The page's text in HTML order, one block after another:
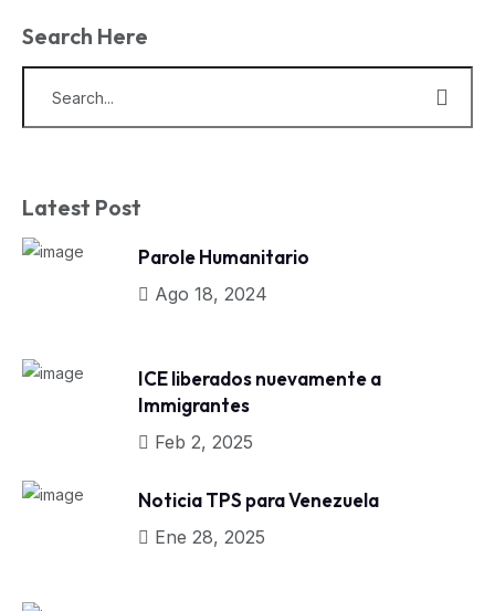
Search Here
Latest Post
Parole Humanitario
Ago 18, 2024
ICE liberados nuevamente a
Immigrantes
Feb 2, 2025
Noticia TPS para Venezuela
Ene 28, 2025